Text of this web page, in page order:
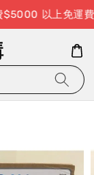
以上免運費